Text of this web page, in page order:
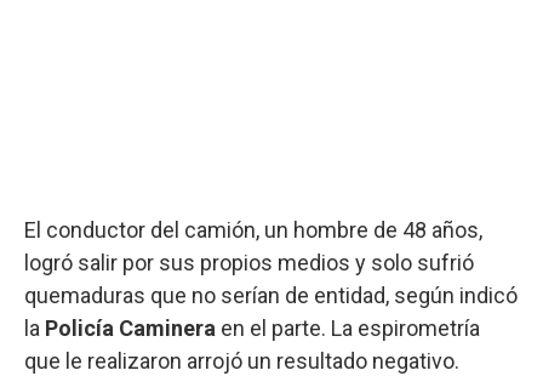
El conductor del camión, un hombre de 48 años,
logró salir por sus propios medios y solo sufrió
quemaduras que no serían de entidad, según indicó
la Policía Caminera en el parte. La espirometría
que le realizaron arrojó un resultado negativo.